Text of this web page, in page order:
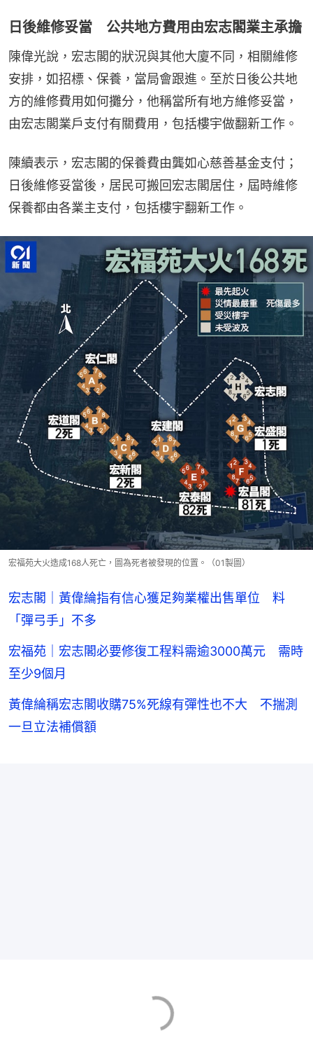
日後維修妥當 公共地方費用由宏志閣業主承擔
陳偉光說，宏志閣的狀況與其他大廈不同，相關維修
安排，如招標、保養，當局會跟進。至於日後公共地
方的維修費用如何攤分，他稱當所有地方維修妥當，
由宏志閣業戶支付有關費用，包括樓宇做翻新工作。
陳續表示，宏志閣的保養費由龔如心慈善基金支付；
日後維修妥當後，居民可搬回宏志閣居住，屆時維修
保養都由各業主支付，包括樓宇翻新工作。
宏福苑大火造成168人死亡，圖為死者被發現的位置。（01製圖）
宏志閣｜黃偉綸指有信心獲足夠業權出售單位 料
「彈弓手」不多
宏福苑｜宏志閣必要修復工程料需逾3000萬元 需時
至少9個月
黃偉綸稱宏志閣收購75%死線有彈性也不大 不揣測
一旦立法補償額